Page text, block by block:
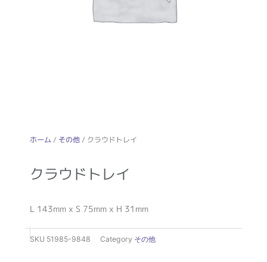
ホーム / その他/ クラウドトレイ
クラウドトレイ
L 143mm x S 75mm x H 31mm
SKU 51985-9848 Category その他